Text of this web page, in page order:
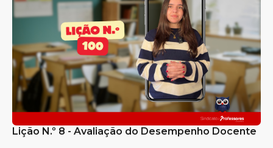
Lição N.º 8 - Avaliação do Desempenho Docente